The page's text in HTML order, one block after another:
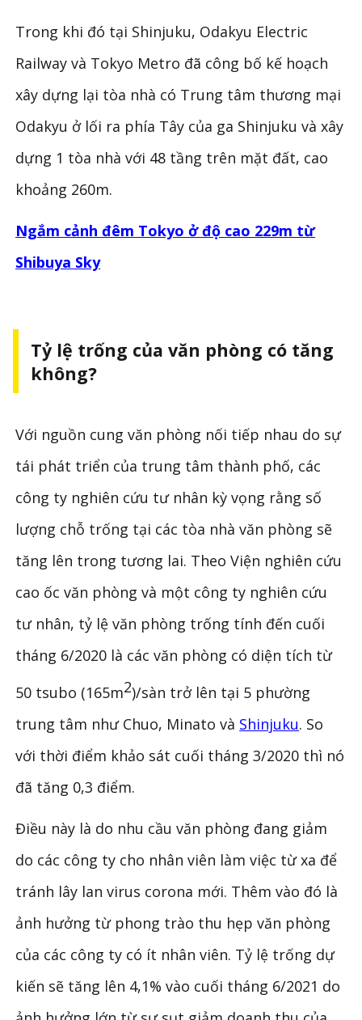
Trong khi đó tại Shinjuku, Odakyu Electric
Railway và Tokyo Metro đã công bố kế hoạch
xây dựng lại tòa nhà có Trung tâm thương mại
Odakyu ở lối ra phía Tây của ga Shinjuku và xây
dựng 1 tòa nhà với 48 tầng trên mặt đất, cao
khoảng 260m.
Ngắm cảnh đêm Tokyo ở độ cao 229m từ
Shibuya Sky
Tỷ lệ trống của văn phòng có tăng
không?
Với nguồn cung văn phòng nối tiếp nhau do sự
tái phát triển của trung tâm thành phố, các
công ty nghiên cứu tư nhân kỳ vọng rằng số
lượng chỗ trống tại các tòa nhà văn phòng sẽ
tăng lên trong tương lai. Theo Viện nghiên cứu
cao ốc văn phòng và một công ty nghiên cứu
tư nhân, tỷ lệ văn phòng trống tính đến cuối
tháng 6/2020 là các văn phòng có diện tích từ
50 tsubo (165m2)/sàn trở lên tại 5 phường
trung tâm như Chuo, Minato và Shinjuku. So
với thời điểm khảo sát cuối tháng 3/2020 thì nó
đã tăng 0,3 điểm.
Điều này là do nhu cầu văn phòng đang giảm
do các công ty cho nhân viên làm việc từ xa để
tránh lây lan virus corona mới. Thêm vào đó là
ảnh hưởng từ phong trào thu hẹp văn phòng
của các công ty có ít nhân viên. Tỷ lệ trống dự
kiến ​​sẽ tăng lên 4,1% vào cuối tháng 6/2021 do